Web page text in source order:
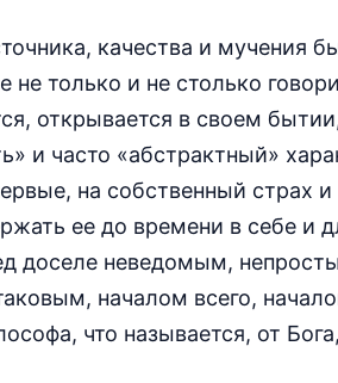
качества и мучения
не только и не столько
открывается в своем
и часто «абстрактный»
на собственный страх
ее до времени в себе и
доселе неведомым,
началом всего,
что называется, от